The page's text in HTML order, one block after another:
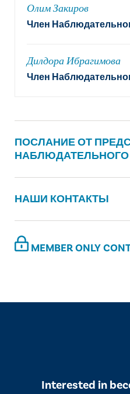
Олим Закиров
Член
Дилдора Ибрагимова
Член
ПОСЛАНИЕ ОТ
НАБЛЮДАТЕЛЬНОГО
НАШИ КОНТАКТЫ
MEMBER ONLY
Interested in